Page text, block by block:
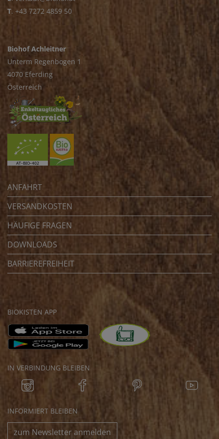
T. +43 7272 4859 50
Biohof Achleitner
Unterm Regenbogen 1
4070 Eferding
Österreich
ANFAHRT
VERSANDKOSTEN
HÄUFIGE FRAGEN
DOWNLOADS
BARRIEREFREIHEIT
BIOKISTEN APP
IN VERBINDUNG BLEIBEN
INFORMIERT BLEIBEN
zum Newsletter anmelden